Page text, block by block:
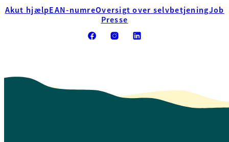
Akut hjælpEAN-numreOversigt over selvbetjeningJob
Presse